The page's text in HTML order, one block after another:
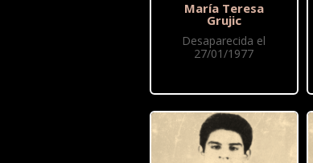
María Teresa
Grujic
Desaparecida el
27/01/1977